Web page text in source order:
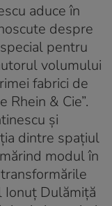
aduce în
despre
pentru
volumului
fabrici de
Rhein & Cie”.
și
dintre spațiul
modul în
Ionuț Dulămiță